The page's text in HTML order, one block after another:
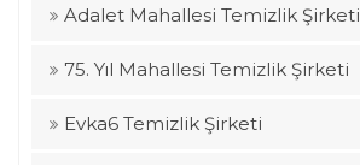
Adalet Mahallesi Temizlik Şirketi
75. Yıl Mahallesi Temizlik Şirketi
Evka6 Temizlik Şirketi